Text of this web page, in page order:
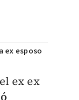
ex esposo
ex ex